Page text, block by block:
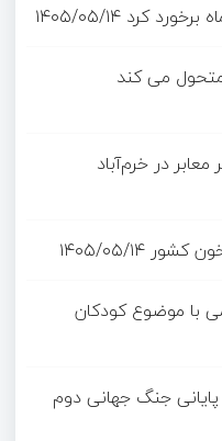
۱۴۰۵/۰۵/۱۴
می کند
در خرم‌آباد
خون کشور ۱۴۰۵/۰۵/۱۴
با موضوع کودکان
جنگ جهانی دوم